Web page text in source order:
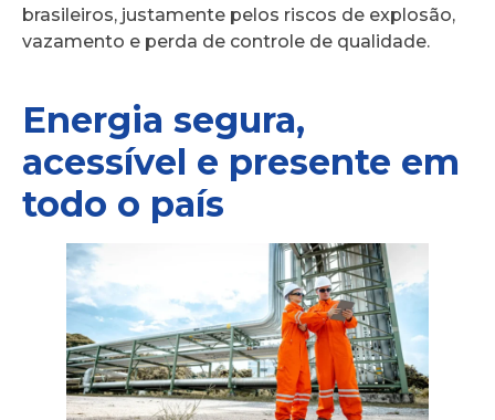
brasileiros, justamente pelos riscos de explosão,
vazamento e perda de controle de qualidade.
Energia segura,
acessível e presente em
todo o país